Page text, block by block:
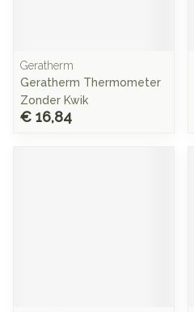
Geratherm
Geratherm Thermometer
Zonder Kwik
€ 16,84